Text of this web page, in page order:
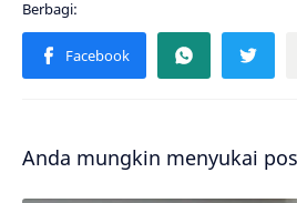
Anda mungkin menyukai